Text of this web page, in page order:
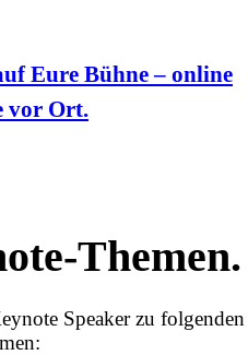
Eure Bühne – online
vor Ort.
Themen.
Speaker zu folgenden